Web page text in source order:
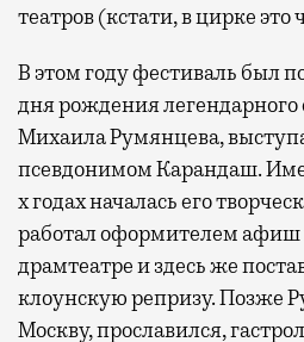
театров (кстати, в цирке
В этом году фестиваль был
дня рождения легендарного
Михаила Румянцева,
псевдонимом Карандаш.
х годах началась его
работал оформителем афиш
драмтеатре и здесь же
клоунскую репризу. Позже
Москву, прославился,